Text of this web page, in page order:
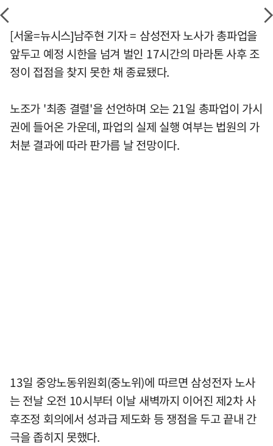
[서울=뉴시스]남주현 기자 = 삼성전자 노사가 총파업을
앞두고 예정 시한을 넘겨 벌인 17시간의 마라톤 사후 조
정이 접점을 찾지 못한 채 종료됐다.
노조가 '최종 결렬'을 선언하며 오는 21일 총파업이 가시
권에 들어온 가운데, 파업의 실제 실행 여부는 법원의 가
처분 결과에 따라 판가름 날 전망이다.
13일 중앙노동위원회(중노위)에 따르면 삼성전자 노사
는 전날 오전 10시부터 이날 새벽까지 이어진 제2차 사
후조정 회의에서 성과급 제도화 등 쟁점을 두고 끝내 간
극을 좁히지 못했다.